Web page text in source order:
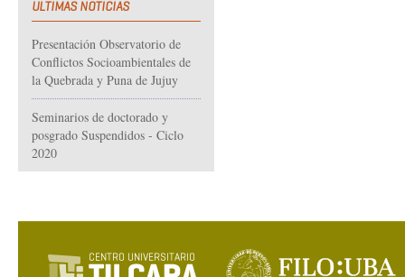
ULTIMAS NOTICIAS
Presentación Observatorio de
Conflictos Socioambientales de
la Quebrada y Puna de Jujuy
Seminarios de doctorado y
posgrado Suspendidos - Ciclo
2020